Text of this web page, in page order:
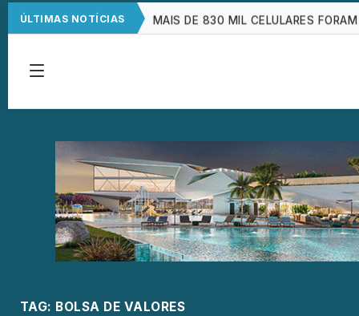
ÚLTIMAS NOTÍCIAS MAIS DE 830 MIL CELULARES
TAG: BOLSA DE VALORES